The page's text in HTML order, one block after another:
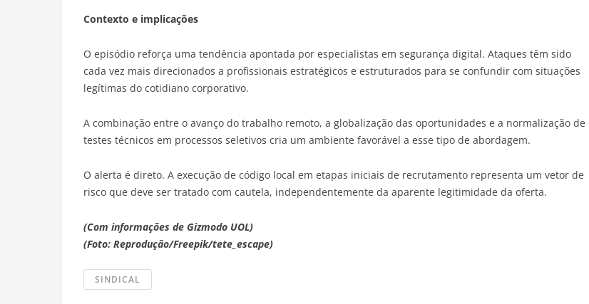
Contexto e implicações
O episódio reforça uma tendência apontada por especialistas em segurança digital. Ataques têm sido
cada vez mais direcionados a profissionais estratégicos e estruturados para se confundir com situações
legítimas do cotidiano corporativo.
A combinação entre o avanço do trabalho remoto, a globalização das oportunidades e a normalização de
testes técnicos em processos seletivos cria um ambiente favorável a esse tipo de abordagem.
O alerta é direto. A execução de código local em etapas iniciais de recrutamento representa um vetor de
risco que deve ser tratado com cautela, independentemente da aparente legitimidade da oferta.
(Com informações de Gizmodo UOL)
(Foto: Reprodução/Freepik/tete_escape)
SINDICAL